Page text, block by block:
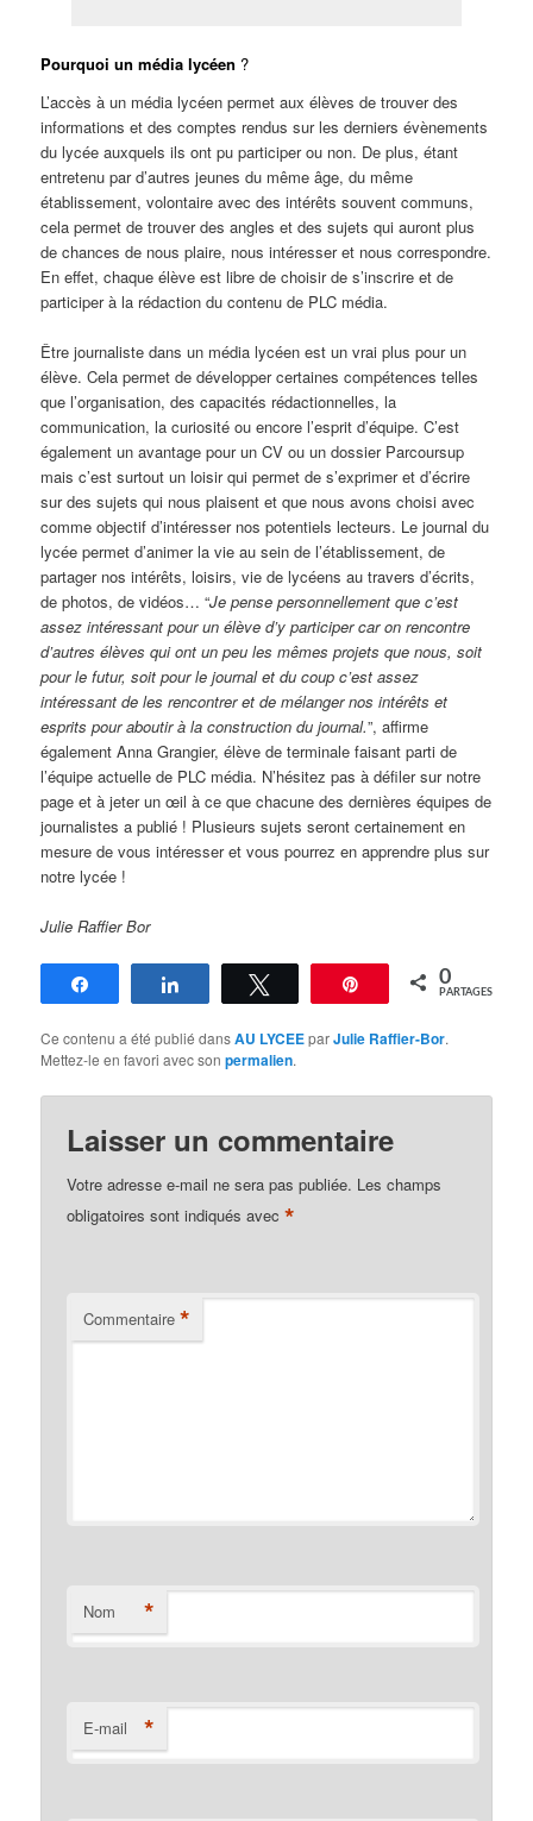
Pourquoi un média lycéen ?
L’accès à un média lycéen permet aux élèves de trouver des
informations et des comptes rendus sur les derniers évènements
du lycée auxquels ils ont pu participer ou non. De plus, étant
entretenu par d’autres jeunes du même âge, du même
établissement, volontaire avec des intérêts souvent communs,
cela permet de trouver des angles et des sujets qui auront plus
de chances de nous plaire, nous intéresser et nous correspondre.
En effet, chaque élève est libre de choisir de s’inscrire et de
participer à la rédaction du contenu de PLC média.
Être journaliste dans un média lycéen est un vrai plus pour un
élève. Cela permet de développer certaines compétences telles
que l’organisation, des capacités rédactionnelles, la
communication, la curiosité ou encore l’esprit d’équipe. C’est
également un avantage pour un CV ou un dossier Parcoursup
mais c’est surtout un loisir qui permet de s’exprimer et d’écrire
sur des sujets qui nous plaisent et que nous avons choisi avec
comme objectif d’intéresser nos potentiels lecteurs. Le journal du
lycée permet d’animer la vie au sein de l’établissement, de
partager nos intérêts, loisirs, vie de lycéens au travers d’écrits,
de photos, de vidéos… “Je pense personnellement que c’est
assez intéressant pour un élève d’y participer car on rencontre
d’autres élèves qui ont un peu les mêmes projets que nous, soit
pour le futur, soit pour le journal et du coup c’est assez
intéressant de les rencontrer et de mélanger nos intérêts et
esprits pour aboutir à la construction du journal.”, affirme
également Anna Grangier, élève de terminale faisant parti de
l’équipe actuelle de PLC média. N’hésitez pas à défiler sur notre
page et à jeter un œil à ce que chacune des dernières équipes de
journalistes a publié ! Plusieurs sujets seront certainement en
mesure de vous intéresser et vous pourrez en apprendre plus sur
notre lycée !
Julie Raffier Bor
Partagez Partagez Tweetez Épingle 0
PARTAGES
Ce contenu a été publié dansAU LYCEEparJulie Raffier-Bor.
Mettez-le en favori avec sonpermalien.
Laisser un commentaire
Votre adresse e-mail ne sera pas publiée. Les champs
obligatoires sont indiqués avec*
Commentaire *
Nom *
E-mail *